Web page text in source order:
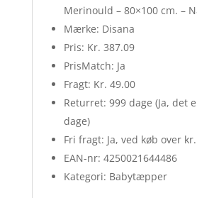
Merinould – 80×100 cm. –
Mærke: Disana
Pris: Kr. 387.09
PrisMatch: Ja
Fragt: Kr. 49.00
Returret: 999 dage (Ja, det
dage)
Fri fragt: Ja, ved køb over
EAN-nr: 4250021644486
Kategori: Babytæpper